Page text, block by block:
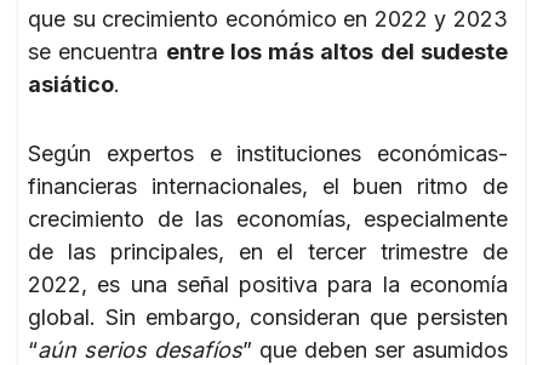
que su crecimiento económico en 2022 y 2023
se encuentra entre los más altos del sudeste
asiático.
Según expertos e instituciones económicas-
financieras internacionales, el buen ritmo de
crecimiento de las economías, especialmente
de las principales, en el tercer trimestre de
2022, es una señal positiva para la economía
global. Sin embargo, consideran que persisten
“aún serios desafíos” que deben ser asumidos